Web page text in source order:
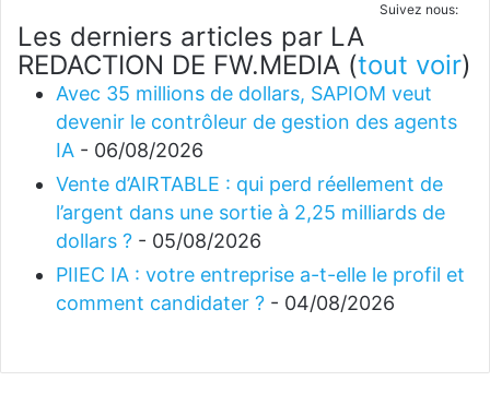
Suivez nous:
Les derniers articles par LA
REDACTION DE FW.MEDIA (tout voir)
Avec 35 millions de dollars, SAPIOM veut
devenir le contrôleur de gestion des agents
IA - 06/08/2026
Vente d’AIRTABLE : qui perd réellement de
l’argent dans une sortie à 2,25 milliards de
dollars ? - 05/08/2026
PIIEC IA : votre entreprise a-t-elle le profil et
comment candidater ? - 04/08/2026